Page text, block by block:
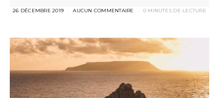
26 DÉCEMBRE 2019 AUCUN COMMENTAIRE 0 MINUTES DE LECTURE